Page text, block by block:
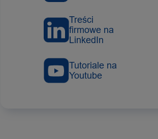
Treści
firmowe na
LinkedIn
Tutoriale na
Youtube